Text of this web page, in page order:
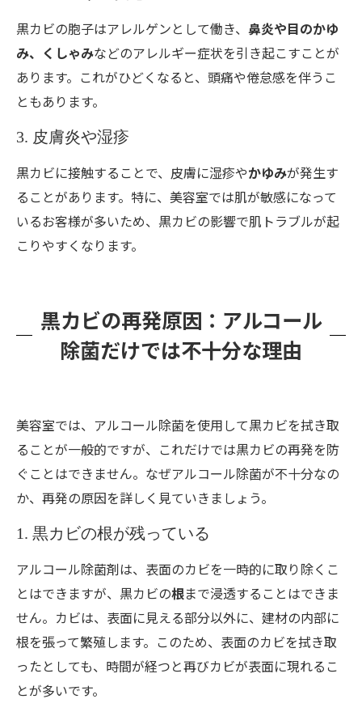
黒カビの胞子はアレルゲンとして働き、 鼻炎や目のかゆ
み、くしゃみなどのアレルギー症状を引き起こすことが
あります。これがひどくなると、頭痛や倦怠感を伴うこ
ともあります。
3. 皮膚炎や湿疹
黒カビに接触することで、皮膚に湿疹やかゆみが発生す
ることがあります。特に、美容室では肌が敏感になって
いるお客様が多いため、黒カビの影響で肌トラブルが起
こりやすくなります。
黒カビの再発原因：アルコール
除菌だけでは不十分な理由
美容室では、アルコール除菌を使用して黒カビを拭き取
ることが一般的ですが、これだけでは黒カビの再発を防
ぐことはできません。なぜアルコール除菌が不十分なの
か、再発の原因を詳しく見ていきましょう。
1. 黒カビの根が残っている
アルコール除菌剤は、表面のカビを一時的に取り除くこ
とはできますが、黒カビの根まで浸透することはできま
せん。カビは、表面に見える部分以外に、建材の内部に
根を張って繁殖します。このため、表面のカビを拭き取
ったとしても、時間が経つと再びカビが表面に現れるこ
とが多いです。